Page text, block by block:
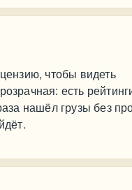
чтобы видеть
есть
нашёл грузы без